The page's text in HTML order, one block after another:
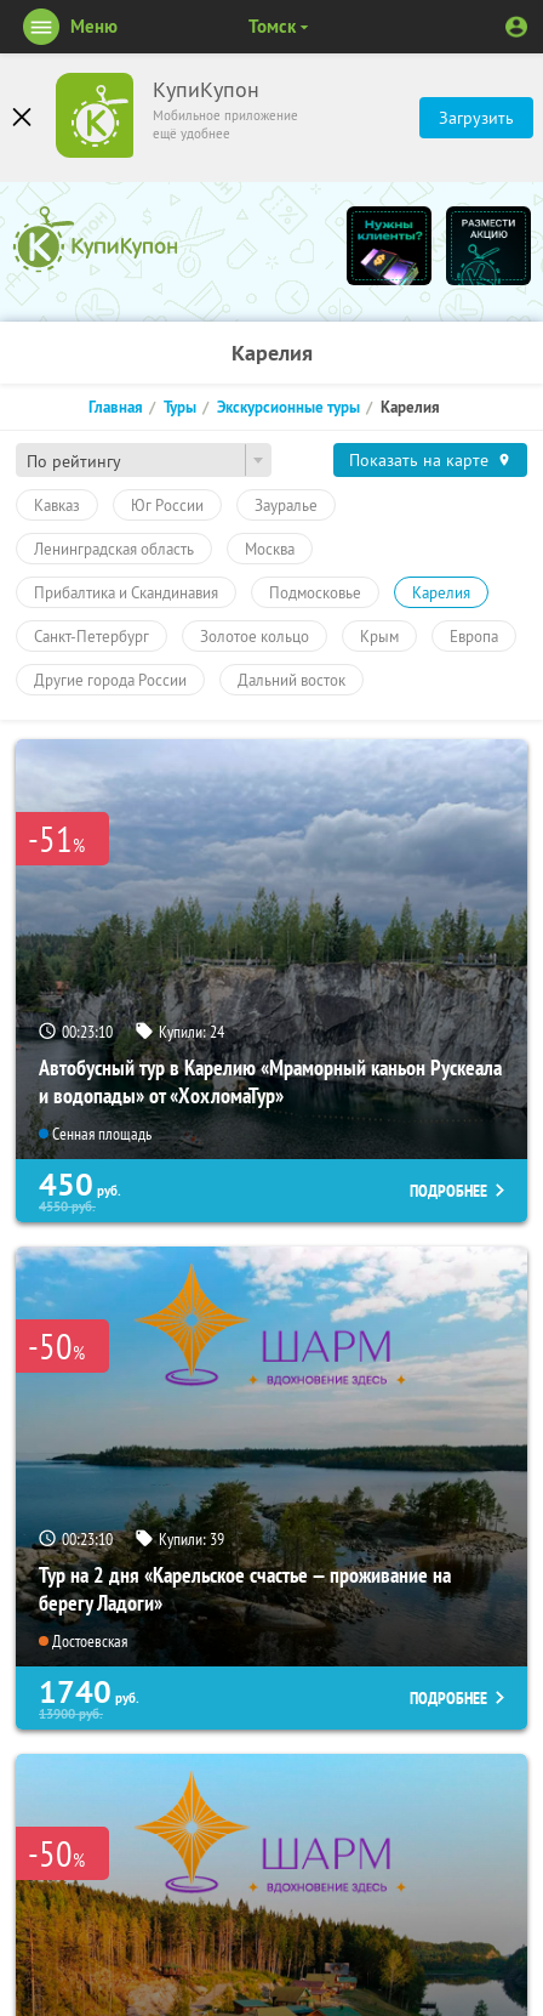
КупиКупон
Мобильное приложение
ещё удобнее
Загрузить
Меню Томск
Карелия
По рейтингу
Главная Туры Экскурсионные туры Карелия
Показать на карте
Кавказ Юг России Зауралье
Ленинградская область Москва
Прибалтика и Скандинавия Подмосковье Карелия
Санкт-Петербург Золотое кольцо Крым Европа
Другие города России Дальний восток
-51%
00:23:10 Купили:24
Автобусный тур в Карелию «Мраморный каньон Рускеала
и водопады» от «ХохломаТур»
Сенная площадь
450 руб.
4550руб.
ПОДРОБНЕЕ
-50%
00:23:10 Купили:39
Тур на 2 дня «Карельское счастье — проживание на
берегу Ладоги»
Достоевская
1740 руб.
13900руб.
ПОДРОБНЕЕ
-50%